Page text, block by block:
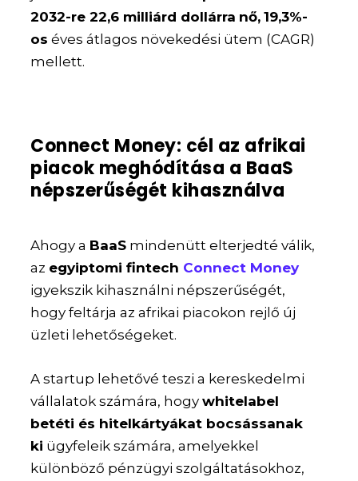
2032-re 22,6 milliárd dollárra nő, 19,3%-
os éves átlagos növekedési ütem (CAGR)
mellett.
Connect Money: cél az afrikai
piacok meghódítása a BaaS
népszerűségét kihasználva
Ahogy a BaaS mindenütt elterjedté válik,
az egyiptomi fintech Connect Money
igyekszik kihasználni népszerűségét,
hogy feltárja az afrikai piacokon rejlő új
üzleti lehetőségeket.
A startup lehetővé teszi a kereskedelmi
vállalatok számára, hogywhitelabel
betéti és hitelkártyákat bocsássanak
ki ügyfeleik számára, amelyekkel
különböző pénzügyi szolgáltatásokhoz,